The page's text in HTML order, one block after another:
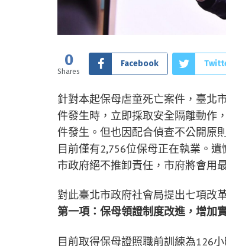
0
Shares
Facebook
針對本起保母虐童死亡案件，臺北
件發生時，立即採取安全隔離動作
件發生。但也因配合偵查不公開原
目前僅有2,756位保母正在執業。
市政府絕不推卸責任，市府將會用
對此臺北市政府社會局提出七項改
第一項：保母領證制度改進，增加
目前取得保母證照職前訓練為126